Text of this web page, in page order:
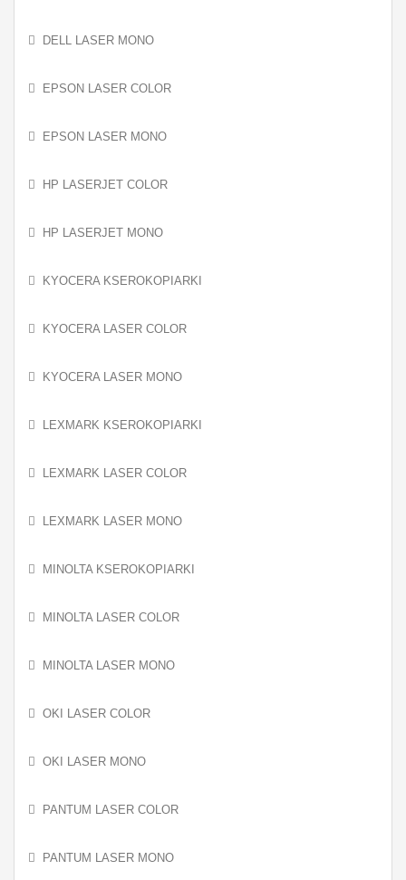
DELL LASER MONO
EPSON LASER COLOR
EPSON LASER MONO
HP LASERJET COLOR
HP LASERJET MONO
KYOCERA KSEROKOPIARKI
KYOCERA LASER COLOR
KYOCERA LASER MONO
LEXMARK KSEROKOPIARKI
LEXMARK LASER COLOR
LEXMARK LASER MONO
MINOLTA KSEROKOPIARKI
MINOLTA LASER COLOR
MINOLTA LASER MONO
OKI LASER COLOR
OKI LASER MONO
PANTUM LASER COLOR
PANTUM LASER MONO